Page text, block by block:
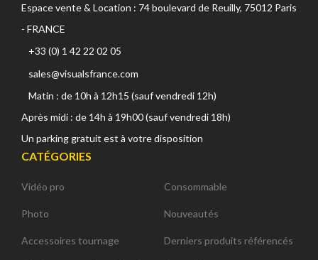
Espace vente & Location : 74 boulevard de Reuilly, 75012 Paris
- FRANCE
+33 (0) 1 42 22 02 05
sales@visualsfrance.com
Matin : de 10h à 12h15 (sauf vendredi 12h)
Après midi : de 14h à 19h00 (sauf vendredi 18h)
Un parking gratuit est à votre disposition
CATÉGORIES
Vidéo pro
Photo
Accessoires tournage
Consommable
Nouveautés
Derniers produits référencés